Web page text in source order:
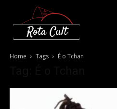
Home Tags É o Tchan